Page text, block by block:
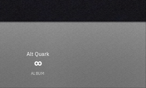
Alt Quark
∞
ALBUM